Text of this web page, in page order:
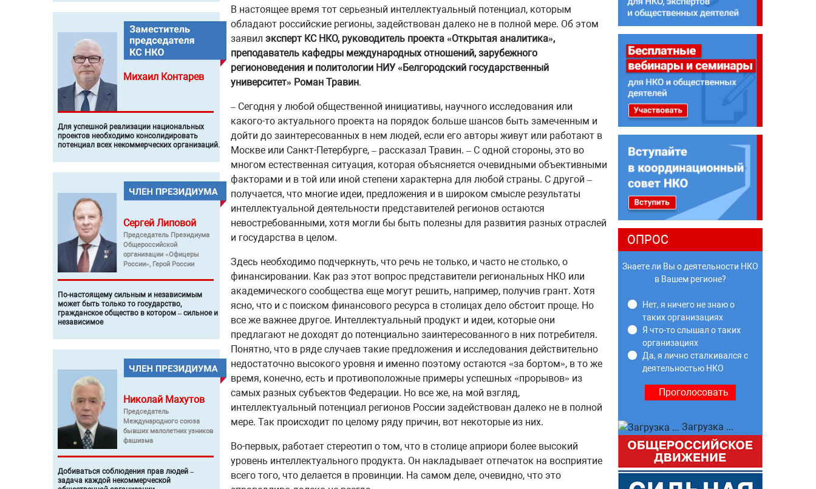
Михаил Контарев
Для успешной реализации национальных
проектов необходимо консолидировать
потенциал всех некоммерческих организаций.
Сергей Липовой
Председатель Президиума
Общероссийской
организации «Офицеры
России», Герой России
По-настоящему сильным и независимым
может быть только то государство,
гражданское общество в котором – сильное и
независимое
Николай Махутов
Председатель
Международного союза
бывших малолетних узников
фашизма
Добиваться соблюдения прав людей –
задача каждой некоммерческой
В настоящее время тот серьезный интеллектуальный потенциал, которым
обладают российские регионы, задействован далеко не в полной мере. Об этом
заявил эксперт КС НКО, руководитель проекта «Открытая аналитика»,
преподаватель кафедры международных отношений, зарубежного
регионоведения и политологии НИУ «Белгородский государственный
университет» Роман Травин.
– Сегодня у любой общественной инициативы, научного исследования или
какого-то актуального проекта на порядок больше шансов быть замеченным и
дойти до заинтересованных в нем людей, если его авторы живут или работают в
Москве или Санкт-Петербурге, – рассказал Травин. – С одной стороны, это во
многом естественная ситуация, которая объясняется очевидными объективными
факторами и в той или иной степени характерна для любой страны. С другой –
получается, что многие идеи, предложения и в широком смысле результаты
интеллектуальной деятельности представителей регионов остаются
невостребованными, хотя могли бы быть полезны для развития разных отраслей
и государства в целом.
Здесь необходимо подчеркнуть, что речь не только, и часто не столько, о
финансировании. Как раз этот вопрос представители региональных НКО или
академического сообщества еще могут решить, например, получив грант. Хотя
ясно, что и с поиском финансового ресурса в столицах дело обстоит проще. Но
все же важнее другое. Интеллектуальный продукт и идеи, которые они
предлагают не доходят до потенциально заинтересованного в них потребителя.
Понятно, что в ряде случаев такие предложения и исследования действительно
недостаточно высокого уровня и именно поэтому остаются «за бортом», в то же
время, конечно, есть и противоположные примеры успешных «прорывов» из
самых разных субъектов Федерации. Но все же, на мой взгляд,
интеллектуальный потенциал регионов России задействован далеко не в полной
мере. Так происходит по целому ряду причин, вот некоторые из них.
Во-первых, работает стереотип о том, что в столице априори более высокий
уровень интеллектуального продукта. Он накладывает отпечаток на восприятие
всего того, что делается в провинции. На самом деле, очевидно, что это
ОПРОС
Знаете ли Вы о деятельности НКО
в Вашем регионе?
Нет, я ничего не знаю о
таких организациях
Я что-то слышал о таких
организациях
Да, я лично сталкивался с
деятельностью НКО
Загрузка ...